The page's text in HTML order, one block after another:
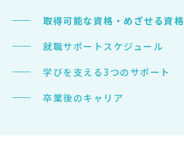
取得可能な資格・めざせる資格
就職サポートスケジュール
学びを支える3つのサポート
卒業後のキャリア